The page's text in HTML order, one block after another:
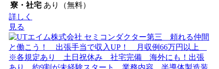
寮・社宅 あり（無料）
詳しく
見る